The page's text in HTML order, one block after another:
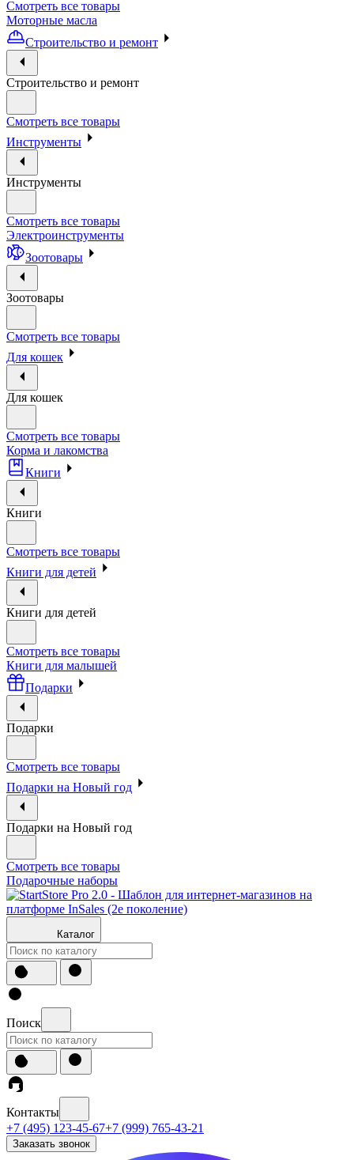
Смотреть все товары
Моторные масла
Строительство и ремонт
Строительство и ремонт
Смотреть все товары
Инструменты
Инструменты
Смотреть все товары
Электроинструменты
Зоотовары
Зоотовары
Смотреть все товары
Для кошек
Для кошек
Смотреть все товары
Корма и лакомства
Книги
Книги
Смотреть все товары
Книги для детей
Книги для детей
Смотреть все товары
Книги для малышей
Подарки
Подарки
Смотреть все товары
Подарки на Новый год
Подарки на Новый год
Смотреть все товары
Подарочные наборы
Каталог
Поиск
Контакты
+7 (495) 123-45-67+7 (999) 765-43-21
Заказать звонок